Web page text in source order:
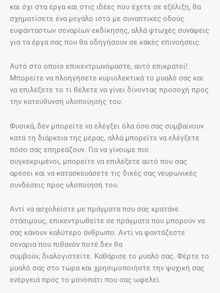
και όχι στα έργα και στις ιδέες που έχετε σε εξέλιξη, θα
σχηματίσετε ένα μεγάλο ιστό με συναπτικές οδούς
ευφάνταστων σεναρίων εκδίκησης, αλλά φτωχές συνάψεις
για τα έργα σας που θα οδηγήσουν σε κακές επινοήσεις.
Αυτό στο οποίο επικεντρωνόμαστε, αυτό επικρατεί!
Μπορείτε να πλοηγήσετε κυριολεκτικά το μυαλό σας και
να επιλέξετε το τι θέλετε να γίνει δίνοντας προσοχή προς
την κατεύθυνση υλοποίησής του.
Φυσικά, δεν μπορείτε να ελέγξει όλα όσα σας συμβαίνουν
κατά τη διάρκεια της μέρας, αλλά μπορείτε να ελέγξετε
πόσο σας επηρεάζουν. Για να γίνουμε πιο
συγκεκριμένοι, μπορείτε να επιλέξετε αυτό που σας
αρέσει και να κατασκευάσετε τις δικές σας νευρωνικές
συνδέσεις προς υλοποίησή του.
Αντί να ασχολείστε με πράγματα που σας κρατάνε
στάσιμους, επικεντρωθείτε σε πράγματα που μπορούν να
σας κάνουν καλύτερο άνθρωπο. Αντί να φαντάζεστε
σενάρια που πιθανόν ποτέ δεν θα
συμβούν, διαλογιστείτε. Καθάρισε το μυαλό σας. Φέρτε το
μυαλό σας στο τώρα και χρησιμοποιήστε την ψυχική σας
ενέργειά προς το μονοπάτι που σας ωφελεί.